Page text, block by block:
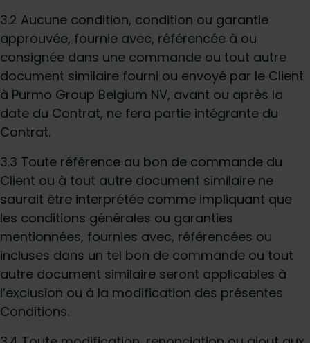
3.2 Aucune condition, condition ou garantie
approuvée, fournie avec, référencée à ou
consignée dans une commande ou tout autre
document similaire fourni ou envoyé par le Client
à Purmo Group Belgium NV, avant ou après la
date du Contrat, ne fera partie intégrante du
Contrat.
3.3 Toute référence au bon de commande du
Client ou à tout autre document similaire ne
saurait être interprétée comme impliquant que
les conditions générales ou garanties
mentionnées, fournies avec, référencées ou
incluses dans un tel bon de commande ou tout
autre document similaire seront applicables à
l’exclusion ou à la modification des présentes
Conditions.